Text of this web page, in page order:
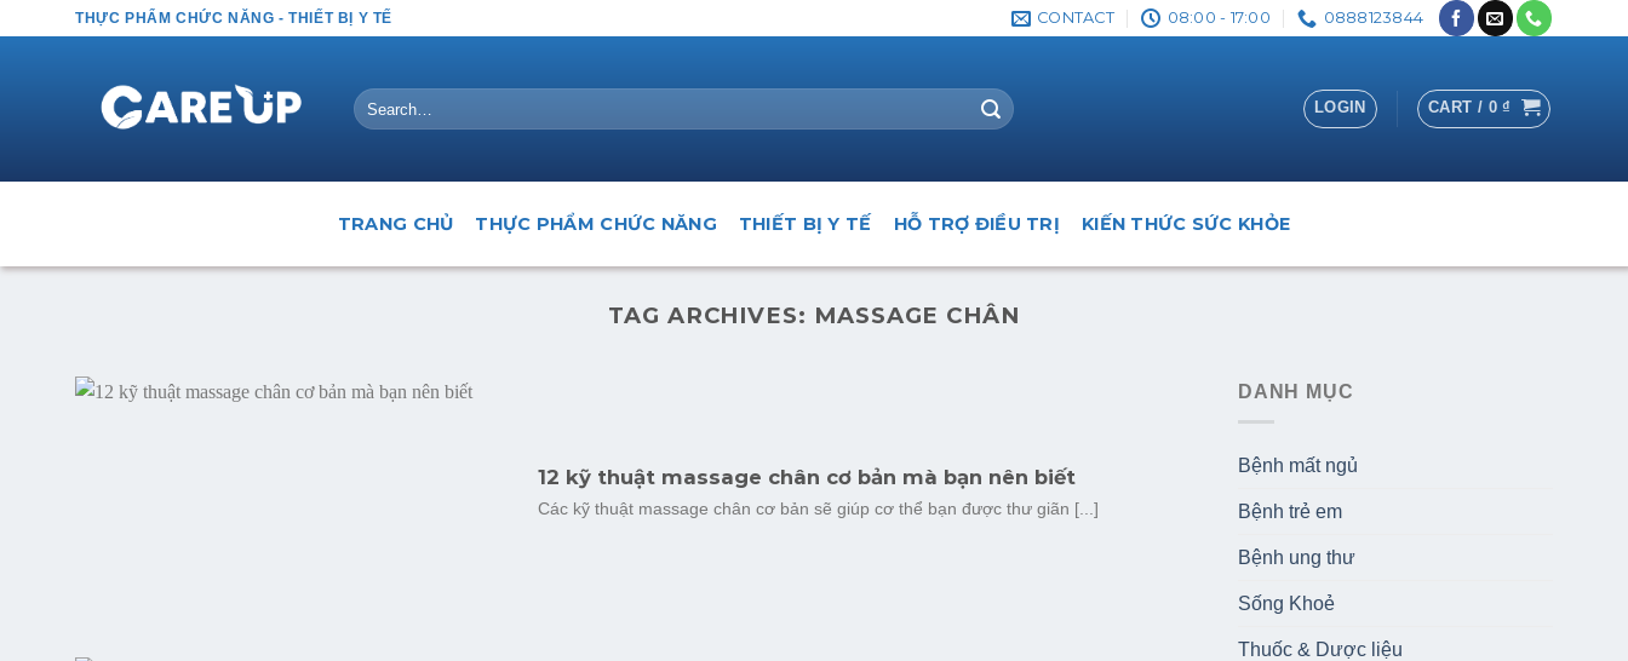
THỰC PHẨM CHỨC NĂNG - THIẾT BỊ Y TẾ CONTACT 08:00 - 17:00 0888123844
Search
for:
LOGIN CART / 0₫
TRANG CHỦ THỰC PHẨM CHỨC NĂNG THIẾT BỊ Y TẾ HỖ TRỢ ĐIỀU TRỊ KIẾN THỨC SỨC KHỎE
TAG ARCHIVES: MASSAGE CHÂN
12 kỹ thuật massage chân cơ bản mà bạn nên biết
Các kỹ thuật massage chân cơ bản sẽ giúp cơ thể bạn được thư giãn [...]
DANH MỤC
Bệnh mất ngủ
Bệnh trẻ em
Bệnh ung thư
Sống Khoẻ
Thuốc & Dược liệu